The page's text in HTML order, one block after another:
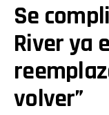
Se
River ya
volver”